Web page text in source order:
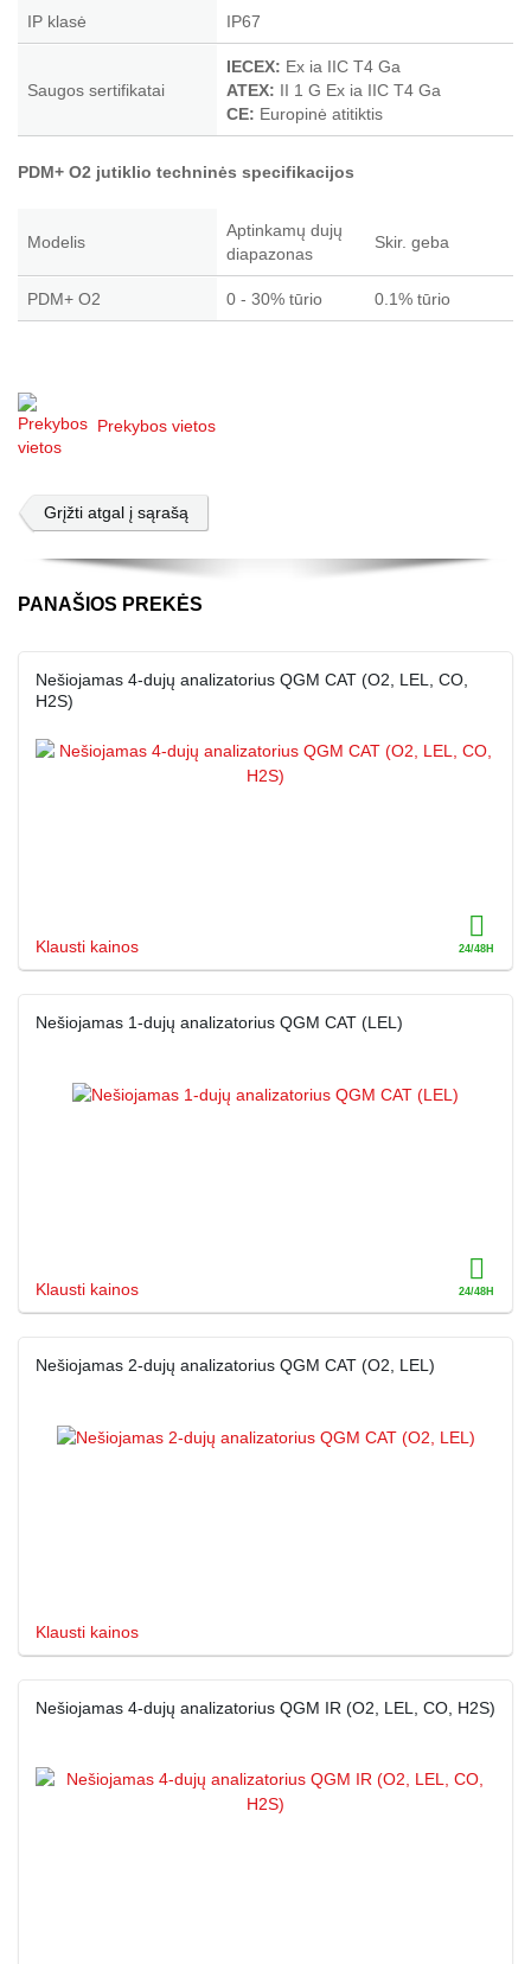
IP klasė IP67
Saugos sertifikatai
IECEX: Ex ia IIC T4 Ga
ATEX: II 1 G Ex ia IIC T4 Ga
CE: Europinė atitiktis
PDM+ O2 jutiklio techninės specifikacijos
Modelis
Aptinkamų dujų
diapazonas
Skir. geba
PDM+ O2 0 - 30% tūrio 0.1% tūrio
Prekybos vietos
Grįžti atgal į sąrašą
PANAŠIOS PREKĖS
Nešiojamas 4-dujų analizatorius QGM CAT (O2, LEL, CO,
H2S)
Klausti kainos
Nešiojamas 1-dujų analizatorius QGM CAT (LEL)
Klausti kainos
Nešiojamas 2-dujų analizatorius QGM CAT (O2, LEL)
Klausti kainos
Nešiojamas 4-dujų analizatorius QGM IR (O2, LEL, CO, H2S)